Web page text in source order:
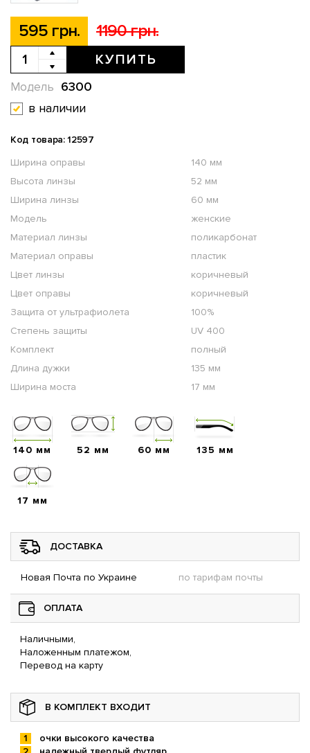
595 грн. 1190 грн.
КУПИТЬ
6300
Модель
в наличии
Код товара: 12597
Ширина оправы
140 мм
Высота линзы
52 мм
Ширина линзы
60 мм
Модель
женские
Материал линзы
поликарбонат
Материал оправы
пластик
Цвет линзы
коричневый
Цвет оправы
коричневый
Защита от ультрафиолета
100%
Степень защиты
UV 400
Комплект
полный
Длина дужки
135 мм
Ширина моста
17 мм
140 мм 52 мм 60 мм 135 мм
17 мм
ДОСТАВКА
Новая Почта по Украине по тарифам почты
ОПЛАТА
Наличными,
Наложенным платежом,
Перевод на карту
В КОМПЛЕКТ ВХОДИТ
очки высокого качества